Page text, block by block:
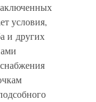
условия,
и других